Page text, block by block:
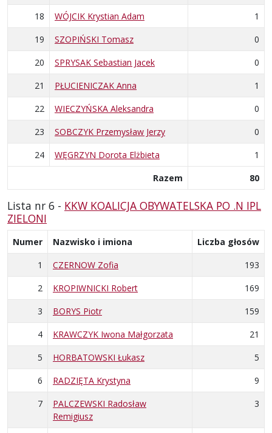
18
WÓJCIK Krystian Adam
1
19
SZOPIŃSKI Tomasz
0
20
SPRYSAK Sebastian Jacek
0
21
PŁUCIENICZAK Anna
1
22
WIECZYŃSKA Aleksandra
0
23
SOBCZYK Przemysław Jerzy
0
24
WĘGRZYN Dorota Elżbieta
1
Razem
80
Lista nr 6 - KKW KOALICJA OBYWATELSKA PO .N IPL
ZIELONI
Numer Nazwisko i imiona
Liczba głosów
1
CZERNOW Zofia
193
2
KROPIWNICKI Robert
169
3
BORYS Piotr
159
4
KRAWCZYK Iwona Małgorzata
21
5
HORBATOWSKI Łukasz
5
6
RADZIĘTA Krystyna
9
7
PALCZEWSKI Radosław
Remigiusz
3